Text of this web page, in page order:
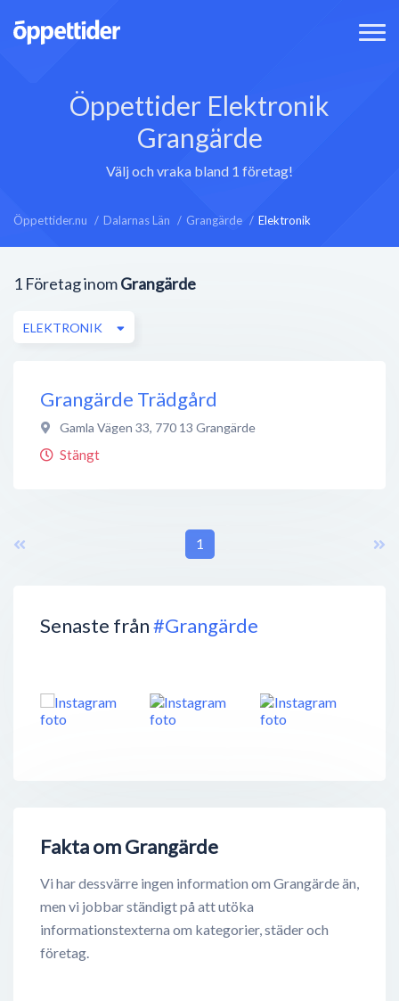
Öppettider Elektronik
Grangärde
Välj och vraka bland 1 företag!
Öppettider.nu Dalarnas Län Grangärde Elektronik
Senaste från#Grangärde
Fakta om Grangärde
Vi har dessvärre ingen information om Grangärde än,
men vi jobbar ständigt på att utöka
informationstexterna om kategorier, städer och
företag.
1 Företag inomGrangärde
ELEKTRONIK
Grangärde Trädgård
Gamla Vägen 33, 770 13 Grangärde
Stängt
1